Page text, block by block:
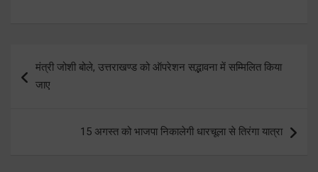
navigation
मंत्री जोशी बोले, उत्तराखण्ड को ऑपरेशन सद्भावना में सम्मिलित किया
जाए
15 अगस्त को भाजपा निकालेगी धारचूला से तिरंगा यात्रा